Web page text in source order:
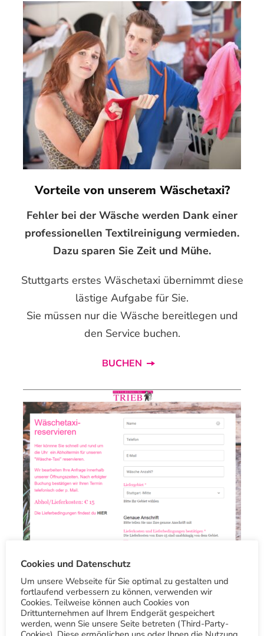
Vorteile von unserem Wäschetaxi?
Fehler bei der Wäsche werden Dank einer
professionellen Textilreinigung vermieden.
Dazu sparen Sie Zeit und Mühe.
Stuttgarts erstes Wäschetaxi übernimmt diese
lästige Aufgabe für Sie.
Sie müssen nur die Wäsche bereitlegen und
den Service buchen.
BUCHEN
Wie buche ich das Wäschetaxi?
Nutzen Sie dazu rund um die Uhr unsere App
"Stuttgart Textilreinigung" oder den Link
Cookies und Datenschutz
Um unsere Webseite für Sie optimal zu gestalten und
fortlaufend verbessern zu können, verwenden wir
Cookies. Teilweise können auch Cookies von
Drittunternehmen auf Ihrem Endgerät gespeichert
werden, wenn Sie unsere Seite betreten (Third-Party-